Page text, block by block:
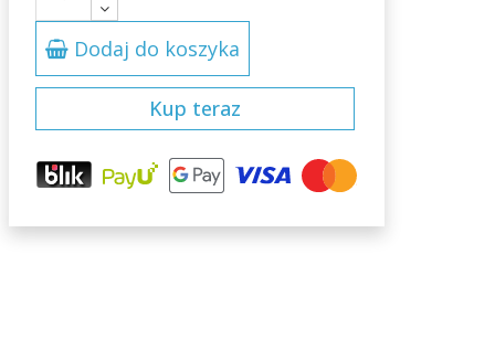
Dodaj do koszyka
Kup teraz